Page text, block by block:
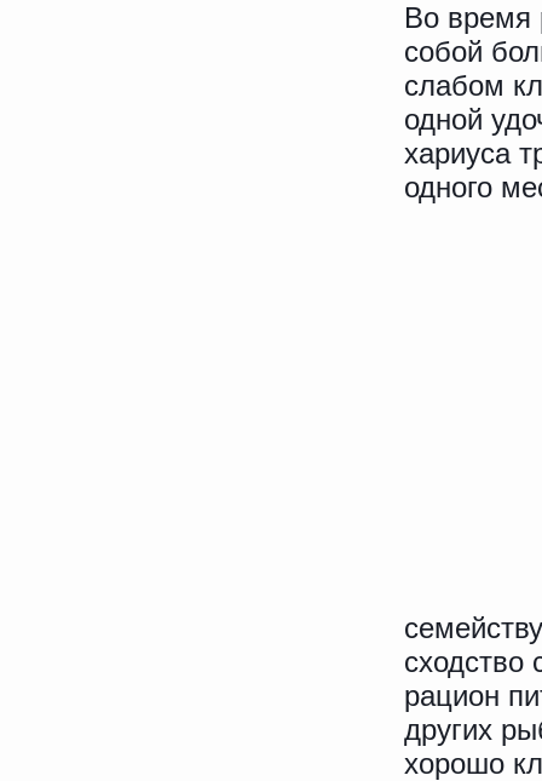
Во время
собой
слабом
одной
хариуса
одного
сходство
рацион
других
хорошо